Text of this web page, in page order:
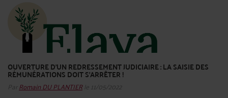
OUVERTURE D’UN REDRESSEMENT JUDICIAIRE : LA SAISIE DES
RÉMUNÉRATIONS DOIT S’ARRÊTER !
Par Romain DU PLANTIERle 11/05/2022